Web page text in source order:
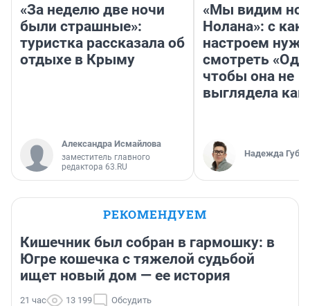
«За неделю две ночи
были страшные»:
туристка рассказала об
отдыхе в Крыму
Александра Исмайлова
заместитель главного
редактора 63.RU
«Мы видим
Нолана»: с
настроем
смотреть
чтобы она не
выглядела как
Надежда
РЕКОМЕНДУЕМ
Кишечник был собран в гармошку: в
Югре кошечка с тяжелой судьбой
ищет новый дом — ее история
21 час 13 199 Обсудить